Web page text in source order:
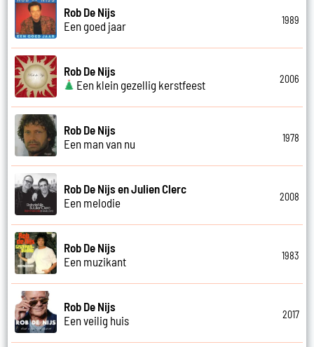
Rob De Nijs
Een goed jaar
1989
Rob De Nijs
Een klein gezellig kerstfeest
2006
Rob De Nijs
Een man van nu
1978
Rob De Nijs en Julien Clerc
Een melodie
2008
Rob De Nijs
Een muzikant
1983
Rob De Nijs
Een veilig huis
2017